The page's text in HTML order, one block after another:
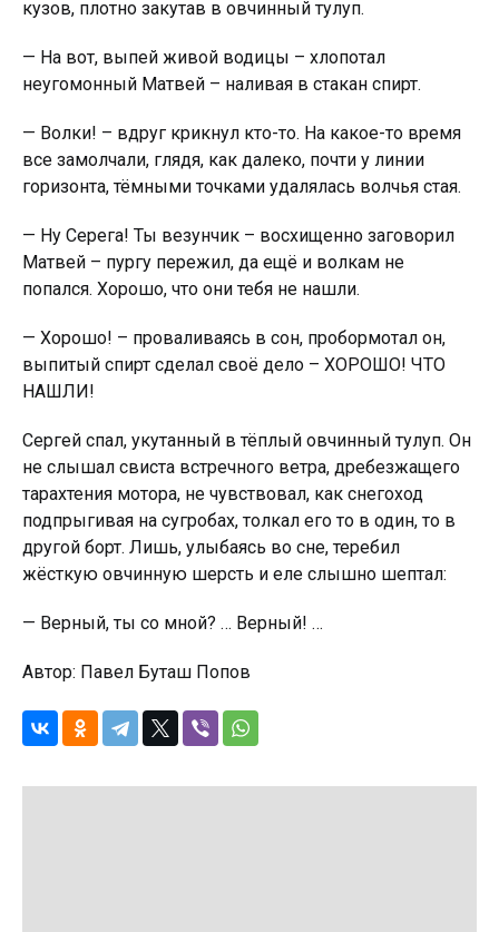
кузов, плотно закутав в овчинный тулуп.
— На вот, выпей живой водицы – хлопотал
неугомонный Матвей – наливая в стакан cпирт.
— Волки! – вдруг крикнул кто-то. На какое-то время
все замолчали, глядя, как далеко, почти у линии
горизонта, тёмными точками удалялась волчья стая.
— Ну Серега! Ты везунчик – восхищенно заговорил
Матвей – пургу пережил, да ещё и волкам не
попался. Хорошо, что они тебя не нашли.
— Хорошо! – проваливаясь в сон, пробормотал он,
выпитый cпирт сделал своё дело – ХОРОШО! ЧТО
НАШЛИ!
Сергей спал, укутанный в тёплый овчинный тулуп. Он
не слышал свиста встречного ветра, дребезжащего
тарахтения мотора, не чувствовал, как снегоход
подпрыгивая на сугробах, толкал его то в один, то в
другой борт. Лишь, улыбаясь во сне, теребил
жёсткую овчинную шерсть и еле слышно шептал:
— Верный, ты со мной? … Верный! …
Автор: Павел Буташ Попов